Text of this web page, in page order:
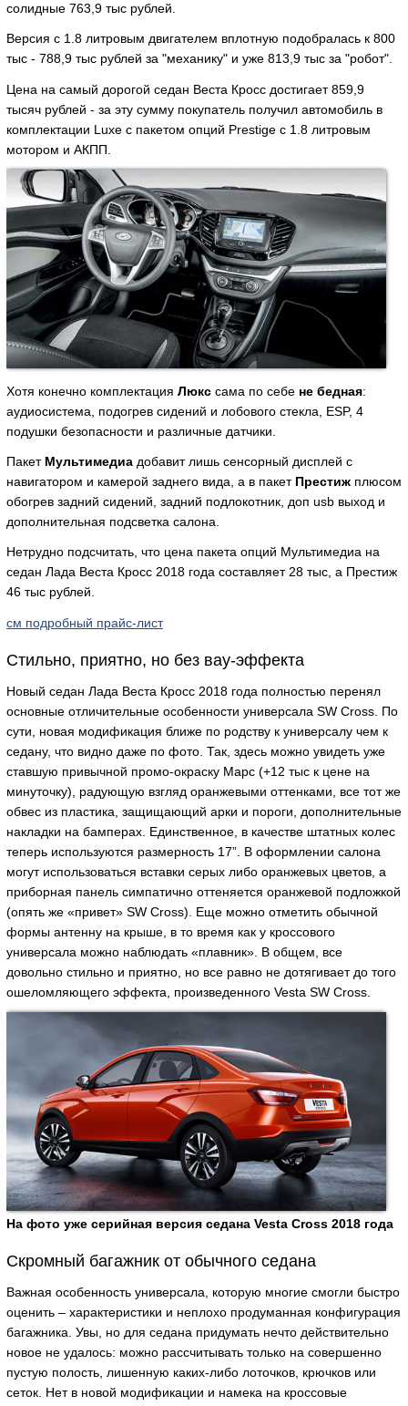
солидные 763,9 тыс рублей.
Версия с 1.8 литровым двигателем вплотную подобралась к 800
тыс - 788,9 тыс рублей за "механику" и уже 813,9 тыс за "робот".
Цена на самый дорогой седан Веста Кросс достигает 859,9
тысяч рублей - за эту сумму покупатель получил автомобиль в
комплектации Luxe с пакетом опций Prestige с 1.8 литровым
мотором и АКПП.
Хотя конечно комплектация Люкс сама по себе не бедная:
аудиосистема, подогрев сидений и лобового стекла, ESP, 4
подушки безопасности и различные датчики.
Пакет Мультимедиа добавит лишь сенсорный дисплей с
навигатором и камерой заднего вида, а в пакет Престиж плюсом
обогрев задний сидений, задний подлокотник, доп usb выход и
дополнительная подсветка салона.
Нетрудно подсчитать, что цена пакета опций Мультимедиа на
седан Лада Веста Кросс 2018 года составляет 28 тыс, а Престиж
46 тыс рублей.
см подробный прайс-лист
Стильно, приятно, но без вау-эффекта
Новый седан Лада Веста Кросс 2018 года полностью перенял
основные отличительные особенности универсала SW Cross. По
сути, новая модификация ближе по родству к универсалу чем к
седану, что видно даже по фото. Так, здесь можно увидеть уже
ставшую привычной промо-окраску Марс (+12 тыс к цене на
минуточку), радующую взгляд оранжевыми оттенками, все тот же
обвес из пластика, защищающий арки и пороги, дополнительные
накладки на бамперах. Единственное, в качестве штатных колес
теперь используются размерность 17”. В оформлении салона
могут использоваться вставки серых либо оранжевых цветов, а
приборная панель симпатично оттеняется оранжевой подложкой
(опять же «привет» SW Cross). Еще можно отметить обычной
формы антенну на крыше, в то время как у кроссового
универсала можно наблюдать «плавник». В общем, все
довольно стильно и приятно, но все равно не дотягивает до того
ошеломляющего эффекта, произведенного Vesta SW Cross.
На фото уже серийная версия седана Vesta Cross 2018 года
Скромный багажник от обычного седана
Важная особенность универсала, которую многие смогли быстро
оценить – характеристики и неплохо продуманная конфигурация
багажника. Увы, но для седана придумать нечто действительно
новое не удалось: можно рассчитывать только на совершенно
пустую полость, лишенную каких-либо лоточков, крючков или
сеток. Нет в новой модификации и намека на кроссовые